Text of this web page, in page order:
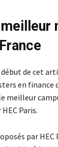
de cet
en finance
meilleur
Paris.
par HEC